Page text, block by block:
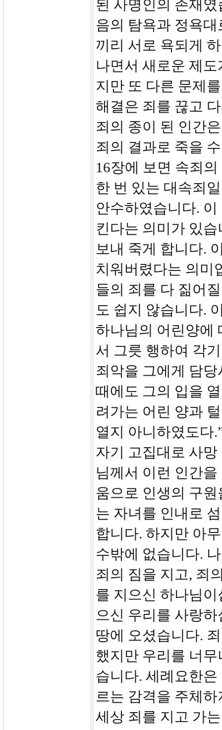
된 사명인의 존재
음의 탐욕과 정욕
끼리 서로 욕되게
나면서 새로운 제
지만 또 다른 문제
해결은 죄를 끊고
죄의 종이 된 인간
죄의 결과로 죽을
16장에 보면 속죄
한 번 있는 대속죄
안수하였습니다.
킨다는 의미가 있
보내 죽게 합니다.
치워버렸다는 의미
들의 죄를 다 짊어
도 쉽지 않습니다.
하나님의 어린양에
서 그릇 행하여 각
죄악을 그에게 담
때에도 그의 입을
려가는 어린 양과
열지 아니하였도다
자기 고집대로 사
님께서 이런 인간
움으로 인생의 구
는 자녀를 인내로
합니다. 하지만 아
수밖에 없습니다.
죄의 짐을 지고, 죄
를 지으신 하나님
으신 우리를 사랑
땅에 오셨습니다.
했지만 우리를 너
습니다. 세례요한
르는 감격을 주체
세상 죄를 지고 가